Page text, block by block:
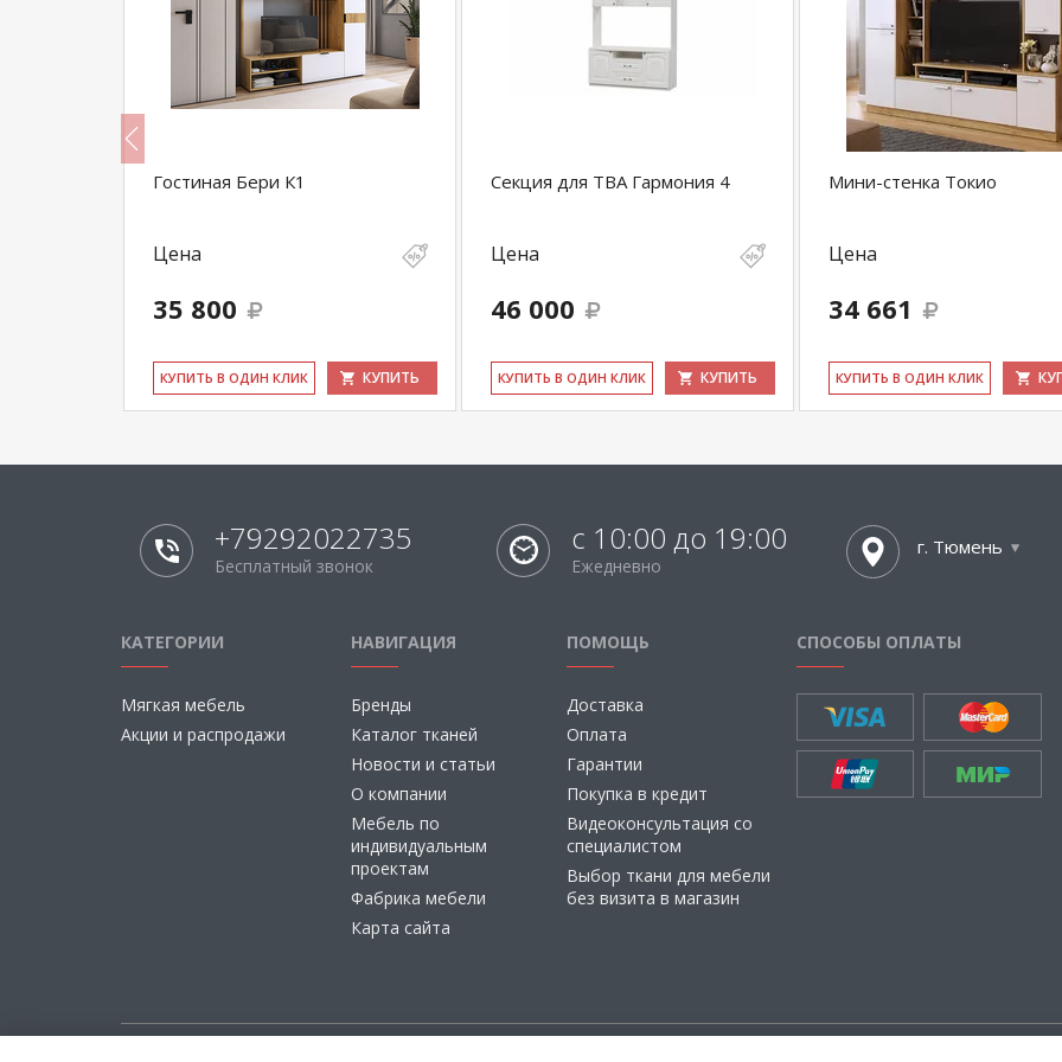
Гостиная Бери К1
Цена
35 800
КУ­ПИТЬ В ОДИН КЛИК КУПИТЬ
Секция для ТВА Гармония 4
Цена
46 000
КУ­ПИТЬ В ОДИН КЛИК КУПИТЬ
Мини-стенка Токио
Цена
34 661
КУ­ПИТЬ В ОДИН КЛИК
+79292022735
Бесплатный звонок
с 10:00 до 19:00
Ежедневно
г. Тюмень
КАТЕГОРИИ
Мягкая мебель
Акции и распродажи
НАВИГАЦИЯ
Бренды
Каталог тканей
Новости и статьи
О компании
Мебель по
индивидуальным
проектам
Фабрика мебели
Карта сайта
ПОМОЩЬ
Доставка
Оплата
Гарантии
Покупка в кредит
Видеоконсультация со
специалистом
Выбор ткани для мебели
без визита в магазин
СПОСОБЫ ОПЛАТЫ